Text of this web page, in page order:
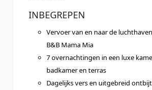
INBEGREPEN
Vervoer van en naar de
B&B Mama Mia
7 overnachtingen in een luxe
badkamer en terras
Dagelijks vers en uitgebreid